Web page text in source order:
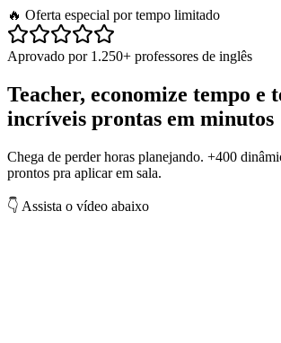
🔥 Oferta especial por tempo limitado
Aprovado por 1.250+ professores de inglês
Teacher, economize tempo e
incríveis prontas em minutos
Chega de perder horas planejando. +400
prontos pra aplicar em sala.
👇 Assista o vídeo abaixo